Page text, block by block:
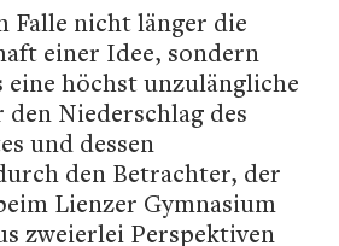
Falle nicht länger die
einer Idee, sondern
höchst unzulängliche
Niederschlag des
und dessen
den Betrachter, der
Lienzer Gymnasium
zweierlei Perspektiven